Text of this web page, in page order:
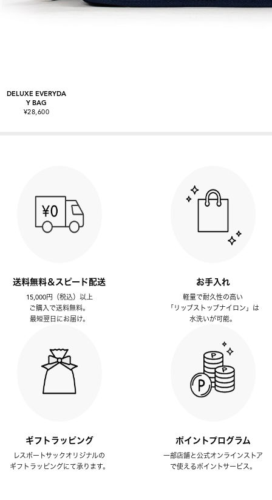
DELUXE EVERYDA
Y BAG
¥28,600
送料無料＆スピード配送
15,000円（税込）以上
ご購入で送料無料。
最短翌日にお届け。
お手入れ
軽量で耐久性の高い
「リップストップナイロン」は
水洗いが可能。
ギフトラッピング
レスポートサックオリジナルの
ギフトラッピングにて承ります。
ポイントプログラム
一部店舗と公式オンラインストア
で使えるポイントサービス。